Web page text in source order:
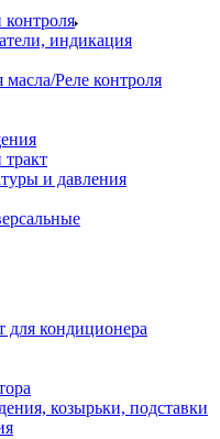
индикация
масла/Реле контроля
и давления
для кондиционера
козырьки, подставки